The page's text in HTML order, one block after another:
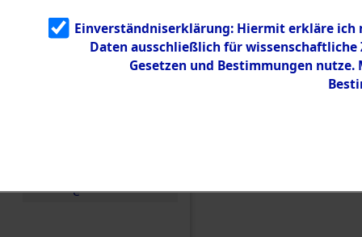
g
5.3.3
Todesmärsch
e
Einverständniserklärung: Hiermit erkläre ich
Daten ausschließlich für
Gesetzen und Bestimmungen